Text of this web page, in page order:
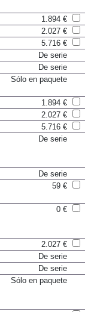
1.894 €
2.027 €
5.716 €
De serie
De serie
1.894 €
2.027 €
5.716 €
De serie
2.027 €
De serie
De serie